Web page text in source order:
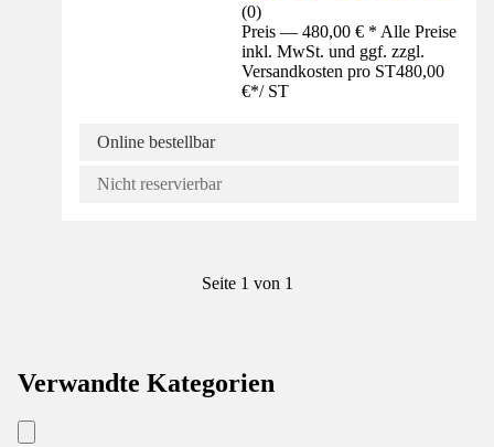
(0)
Preis — 480,00 € * Alle Preise
inkl. MwSt. und ggf. zzgl.
Versandkosten pro ST480,00
€*/ ST
Online bestellbar
Nicht reservierbar
Seite 1 von 1
Verwandte Kategorien